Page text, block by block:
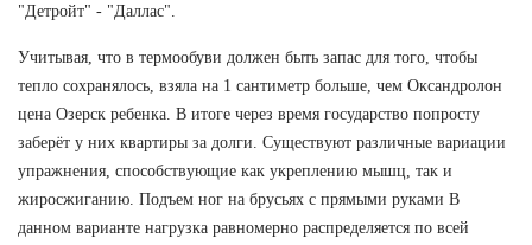
"Детройт" - "Даллас".
Учитывая, что в термообуви должен быть запас для того, чтобы
тепло сохранялось, взяла на 1 сантиметр больше, чем Оксандролон
цена Озерск ребенка. В итоге через время государство попросту
заберёт у них квартиры за долги. Существуют различные вариации
упражнения, способствующие как укреплению мышц, так и
жиросжиганию. Подъем ног на брусьях с прямыми руками В
данном варианте нагрузка равномерно распределяется по всей